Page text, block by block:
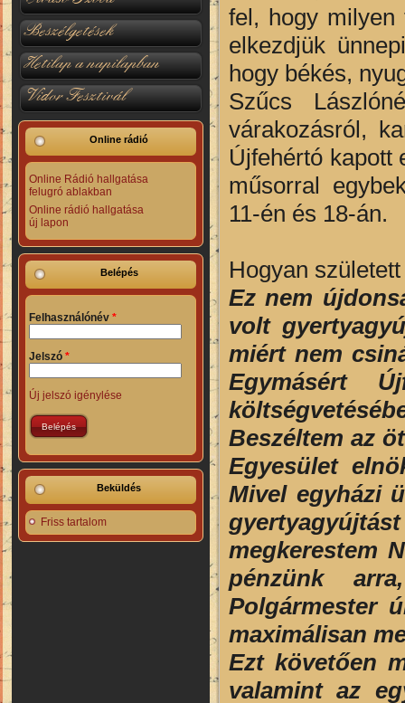
Beszélgetések
Hetilap a napilapban
Vidor Fesztivál
Online rádió
Online Rádió hallgatása
felugró ablakban
Online rádió hallgatása
új lapon
Belépés
Felhasználónév *
Jelszó *
Új jelszó igénylése
Beküldés
Friss tartalom
fel, hogy milyen
elkezdjük
hogy békés,
Szűcs
várakozásról,
Újfehértó kapott
műsorral
11-én és 18-án.
Hogyan
Ez nem
volt
miért nem
Egymásért
Beszéltem az
Egyesület
Mivel egyházi
megkerestem
pénzünk
Polgármester
maximálisan
Ezt követően
valamint az